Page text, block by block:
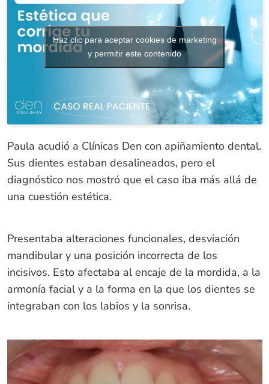
Haz clic para aceptar cookies de marketing
y permitir este contenido
Paula acudió a Clínicas Den con apiñamiento dental.
Sus dientes estaban desalineados, pero el
diagnóstico nos mostró que el caso iba más allá de
una cuestión estética.
Presentaba alteraciones funcionales, desviación
mandibular y una posición incorrecta de los
incisivos. Esto afectaba al encaje de la mordida, a la
armonía facial y a la forma en la que los dientes se
integraban con los labios y la sonrisa.